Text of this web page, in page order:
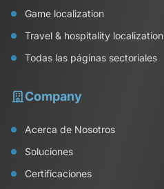
Game localization
Travel & hospitality localization
Todas las páginas sectoriales
Company
Acerca de Nosotros
Soluciones
Certificaciones